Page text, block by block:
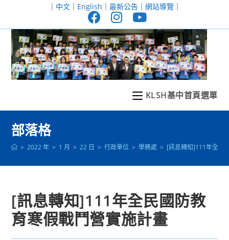
至
｜ 中文｜ English ｜ 最新公告｜ 網站導覽｜
KLSH基中首頁選單
部落格
> 2022 年 > 1 月 > 22 日 > 行政單位 > 學務處 > [訊息轉知]111年全民
[訊息轉知]111年全民國防教
育寒假戰鬥營實施計畫